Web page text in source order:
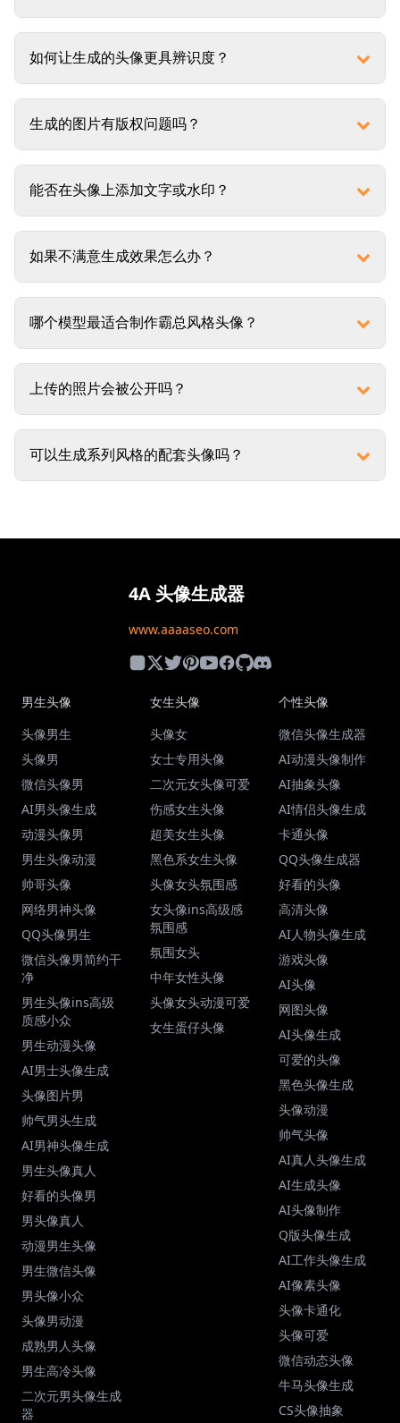
如何让生成的头像更具辨识度？
生成的图片有版权问题吗？
能否在头像上添加文字或水印？
如果不满意生成效果怎么办？
哪个模型最适合制作霸总风格头像？
上传的照片会被公开吗？
可以生成系列风格的配套头像吗？
4A 头像生成器
www.aaaaseo.com
男生头像
头像男生
头像男
微信头像男
AI男头像生成
动漫头像男
男生头像动漫
帅哥头像
网络男神头像
QQ头像男生
微信头像男简约干
净
男生头像ins高级
质感小众
男生动漫头像
AI男士头像生成
头像图片男
帅气男头生成
AI男神头像生成
男生头像真人
好看的头像男
男头像真人
动漫男生头像
男生微信头像
男头像小众
头像男动漫
成熟男人头像
男生高冷头像
二次元男头像生成
器
女生头像
头像女
女士专用头像
二次元女头像可爱
伤感女生头像
超美女生头像
黑色系女生头像
头像女头氛围感
女头像ins高级感
氛围感
氛围女头
中年女性头像
头像女头动漫可爱
女生蛋仔头像
个性头像
微信头像生成器
AI动漫头像制作
AI抽象头像
AI情侣头像生成
卡通头像
QQ头像生成器
好看的头像
高清头像
AI人物头像生成
游戏头像
AI头像
网图头像
AI头像生成
可爱的头像
黑色头像生成
头像动漫
帅气头像
AI真人头像生成
AI生成头像
AI头像制作
Q版头像生成
AI工作头像生成
AI像素头像
头像卡通化
头像可爱
微信动态头像
牛马头像生成
CS头像抽象